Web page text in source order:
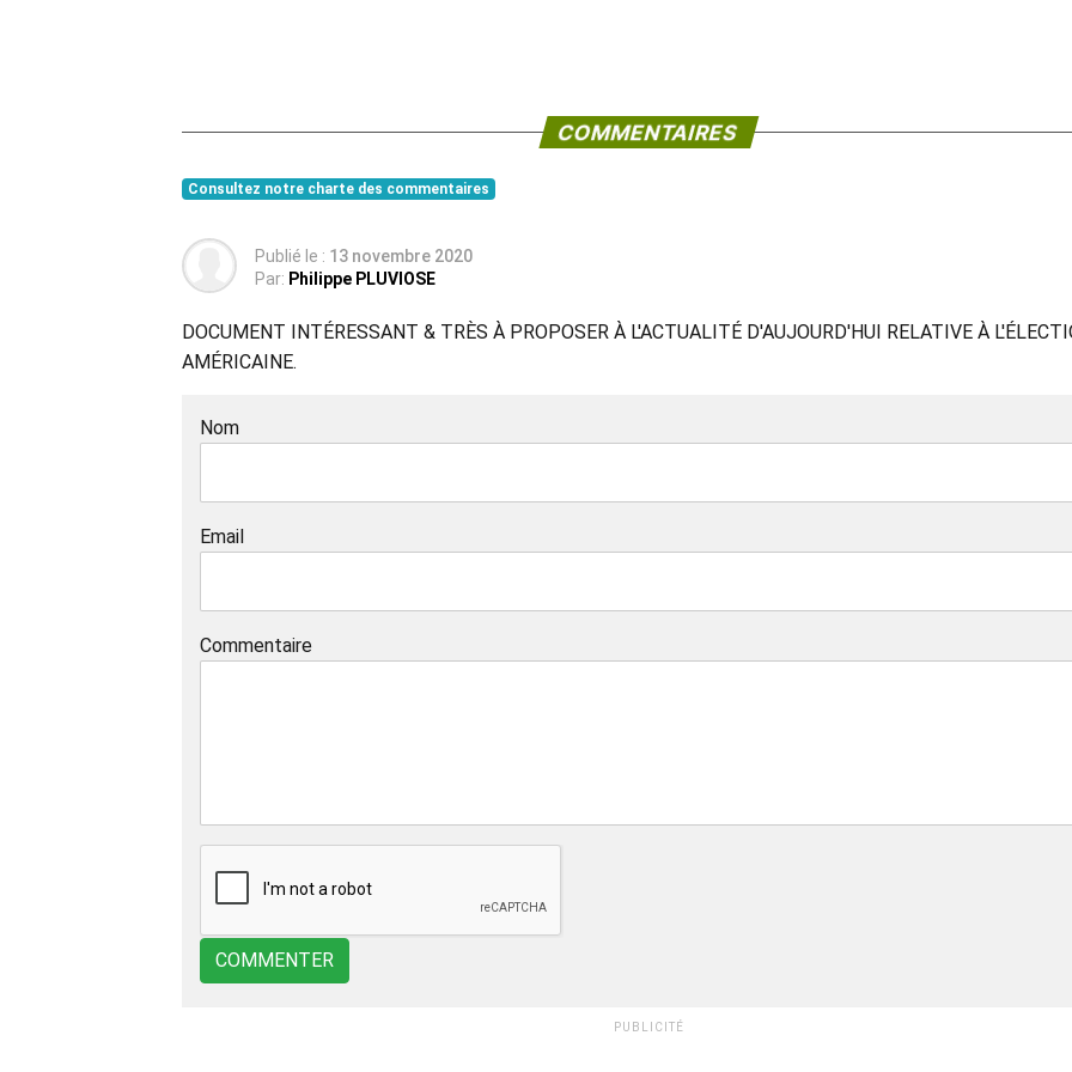
COMMENTAIRES
Consultez notre charte des commentaires
Publié le : 13 novembre 2020
Par: Philippe PLUVIOSE
DOCUMENT INTÉRESSANT & TRÈS À PROPOSER À L'ACTUALITÉ D'AUJOURD'HUI RELATIVE À
AMÉRICAINE.
Nom
Email
Commentaire
COMMENTER
PUBLICITÉ